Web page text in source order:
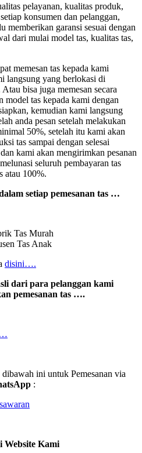
pelayanan, kualitas produk,
konsumen dan pelanggan,
memberikan garansi sesuai dengan
dari mulai model tas, kualitas tas,
memesan tas kepada kami
langsung yang berlokasi di
bisa juga memesan secara
model tas kepada kami dengan
kemudian kami langsung
anda pesan setelah melakukan
50%, setelah itu kami akan
tas sampai dengan selesai
kami akan mengirimkan pesanan
seluruh pembayaran tas
atau 100%.
setiap pemesanan tas …
disini….
dari para pelanggan kami
pemesanan tas ….
dibawah ini untuk Pemesanan via
:
Website Kami